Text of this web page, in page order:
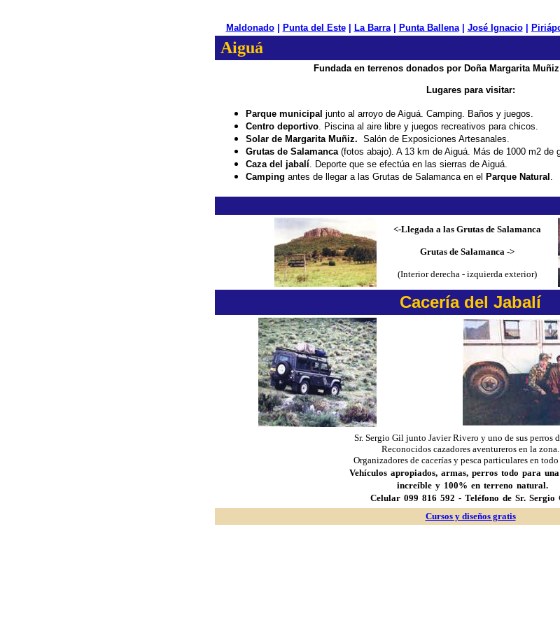
Maldonado Punta del Este| La Barra| Punta Ballena| José Ignacio|
Aiguá
Fundada en terrenos donados por Doña Margarita
Lugares para visitar:
Parque municipal junto al arroyo de Aiguá. Camping. Baños y juegos.
Centro deportivo. Piscina al aire libre y juegos recreativos para chicos.
Solar de Margarita Muñiz. Salón de Exposiciones Artesanales.
Grutas de Salamanca(fotos abajo). A 13 km de Aiguá. Más de 1000 m2 de
Caza del jabalí. Deporte que se efectúa en las sierras de Aiguá.
Camping antes de llegar a las Grutas de Salamanca en el Parque Natural .
<-Llegada a las Grutas de Salamanca
Grutas de Salamanca ->
(Interior derecha - izquierda exterior)
Cacería del Jabalí
Sr. Sergio Gil junto Javier Rivero y uno de sus perros
Reconocidos cazadores aventureros en la zona.
Organizadores de cacerías y pesca particulares en
Vehículos apropiados, armas, perros todo para
increíble y 100% en terreno natural.
Celular 099 816 592 - Teléfono de Sr. Sergio
Cursos y diseños gratis